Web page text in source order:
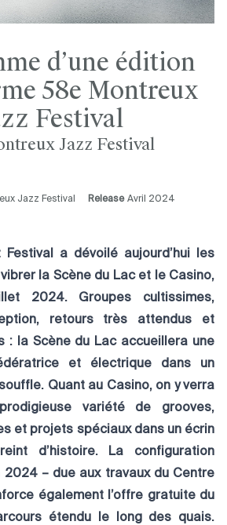
d’une édition
58e Montreux
Festival
Jazz Festival
Jazz Festival Release Avril 2024
Festival a dévoilé aujourd’hui les
la Scène du Lac et le Casino,
2024. Groupes cultissimes,
retours très attendus et
: la Scène du Lac accueillera une
et électrique dans un
Quant au Casino, on y verra
variété de grooves,
et projets spéciaux dans un écrin
d’histoire. La configuration
2024 – due aux travaux du Centre
également l’offre gratuite du
étendu le long des quais.